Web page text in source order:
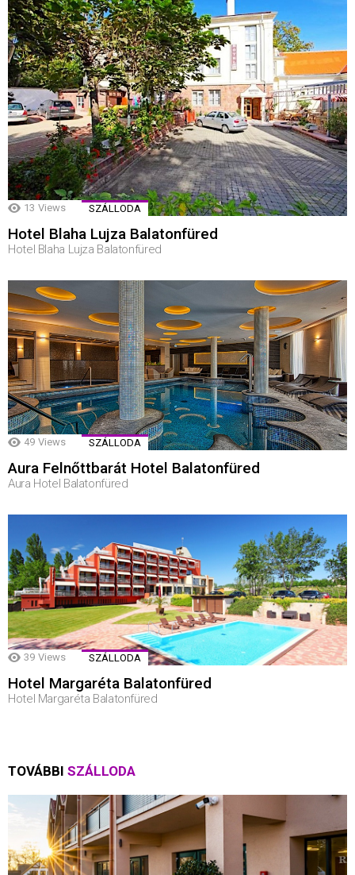
13 Views SZÁLLODA
Hotel Blaha Lujza Balatonfüred
Hotel Blaha Lujza Balatonfüred
49 Views SZÁLLODA
Aura Felnőttbarát Hotel Balatonfüred
Aura Hotel Balatonfüred
39 Views SZÁLLODA
Hotel Margaréta Balatonfüred
Hotel Margaréta Balatonfüred
TOVÁBBI SZÁLLODA